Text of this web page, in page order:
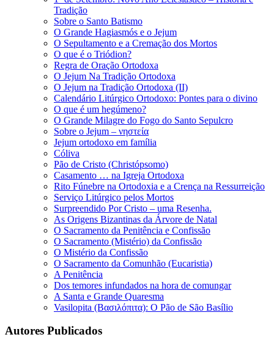
Tradição
Sobre o Santo Batismo
O Grande Hagiasmós e o Jejum
O Sepultamento e a Cremação dos Mortos
O que é o Triódion?
Regra de Oração Ortodoxa
O Jejum Na Tradição Ortodoxa
O Jejum na Tradição Ortodoxa (II)
Calendário Litúrgico Ortodoxo: Pontes para o divino
O que é um hegúmeno?
O Grande Milagre do Fogo do Santo Sepulcro
Sobre o Jejum – νηστεία
Jejum ortodoxo em família
Cóliva
Pão de Cristo (Christópsomo)
Casamento … na Igreja Ortodoxa
Rito Fúnebre na Ortodoxia e a Crença na Ressurreição
Serviço Litúrgico pelos Mortos
Surpreendido Por Cristo – uma Resenha.
As Origens Bizantinas da Árvore de Natal
O Sacramento da Penitência e Confissão
O Sacramento (Mistério) da Confissão
O Mistério da Confissão
O Sacramento da Comunhão (Eucaristia)
A Penitência
Dos temores infundados na hora de comungar
A Santa e Grande Quaresma
Vasilopita (Βασιλόπιτα): O Pão de São Basílio
Autores Publicados